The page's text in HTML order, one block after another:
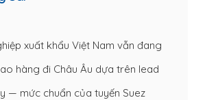
xuất khẩu Việt Nam vẫn đang
hàng đi Châu Âu dựa trên lead
— mức chuẩn của tuyến Suez